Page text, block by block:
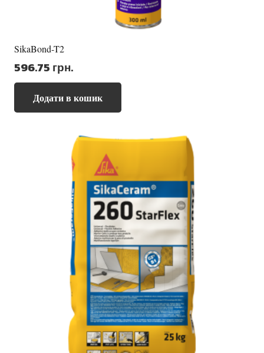
SikaBond-T2
596.75 грн.
Додати в кошик